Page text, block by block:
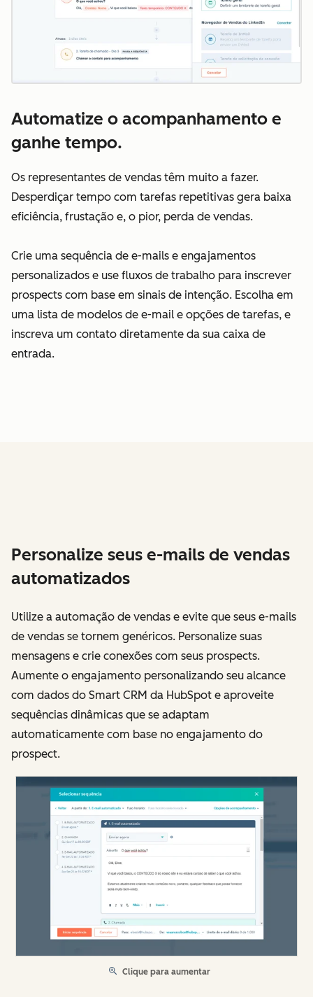
Automatize o acompanhamento e
ganhe tempo.
Os representantes de vendas têm muito a fazer.
Desperdiçar tempo com tarefas repetitivas gera baixa
eficiência, frustação e, o pior, perda de vendas.
Crie uma sequência de e-mails e engajamentos
personalizados e use fluxos de trabalho para inscrever
prospects com base em sinais de intenção. Escolha em
uma lista de modelos de e-mail e opções de tarefas, e
inscreva um contato diretamente da sua caixa de
entrada.
Personalize seus e-mails de vendas
automatizados
Utilize a automação de vendas e evite que seus e-mails
de vendas se tornem genéricos. Personalize suas
mensagens e crie conexões com seus prospects.
Aumente o engajamento personalizando seu alcance
com dados do Smart CRM da HubSpot e aproveite
sequências dinâmicas que se adaptam
automaticamente com base no engajamento do
prospect.
Clique para aumentar